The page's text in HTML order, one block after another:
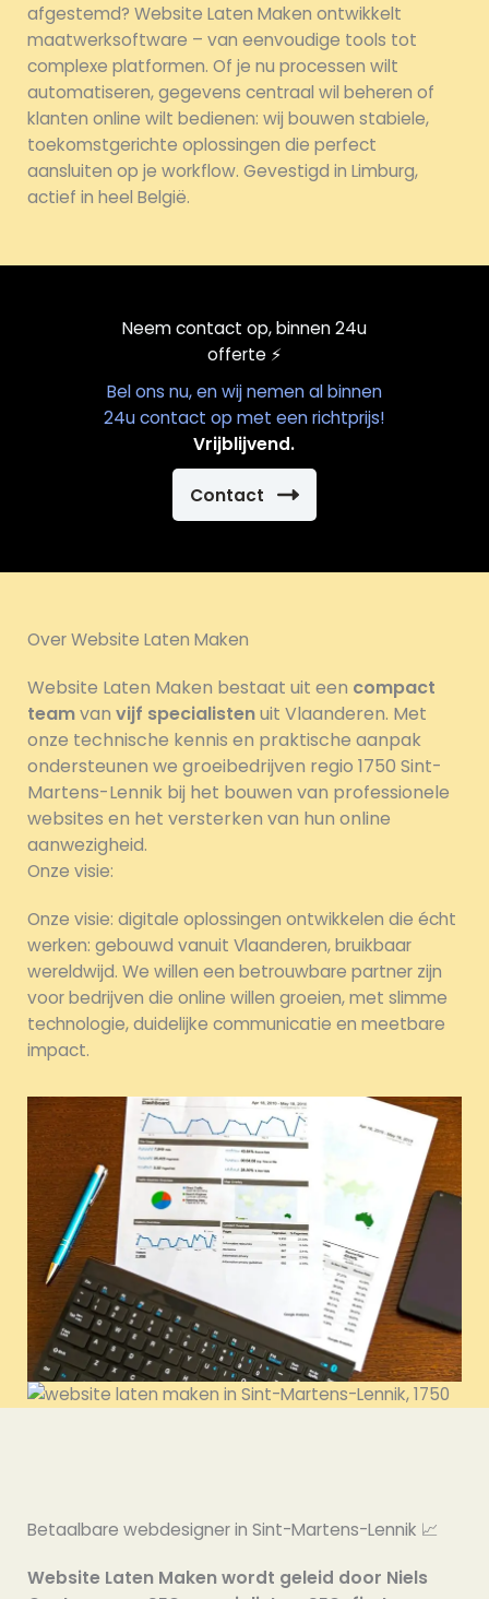
afgestemd? Website Laten Maken ontwikkelt
maatwerksoftware – van eenvoudige tools tot
complexe platformen. Of je nu processen wilt
automatiseren, gegevens centraal wil beheren of
klanten online wilt bedienen: wij bouwen stabiele,
toekomstgerichte oplossingen die perfect
aansluiten op je workflow. Gevestigd in Limburg,
actief in heel België.
Neem contact op, binnen 24u
offerte⚡️
Bel ons nu, en wij nemen al binnen
24u contact op met een richtprijs!
Vrijblijvend.
Contact
Over Website Laten Maken
Website Laten Maken bestaat uit een compact
teamvan vijf specialistenuit Vlaanderen. Met
onze technische kennis en praktische aanpak
ondersteunen we groeibedrijven regio 1750 Sint-
Martens-Lennik bij het bouwen van professionele
websites en het versterken van hun online
aanwezigheid.
Onze visie:
Onze visie: digitale oplossingen ontwikkelen die écht
werken: gebouwd vanuit Vlaanderen, bruikbaar
wereldwijd. We willen een betrouwbare partner zijn
voor bedrijven die online willen groeien, met slimme
technologie, duidelijke communicatie en meetbare
impact.
Betaalbare webdesigner in Sint-Martens-Lennik 📈
Website Laten Maken wordt geleid door Niels